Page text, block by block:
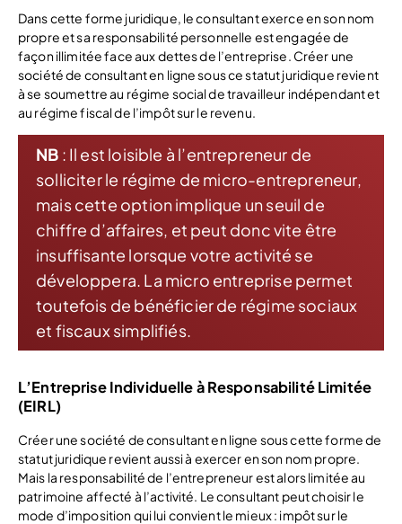
Dans cette forme juridique, le consultant exerce en son nom
propre et sa responsabilité personnelle est engagée de
façon illimitée face aux dettes de l’entreprise. Créer une
société de consultant en ligne sous ce statut juridique revient
à se soumettre au régime social de travailleur indépendant et
au régime fiscal de l’impôt sur le revenu.
NB : Il est loisible à l’entrepreneur de
solliciter le régime de micro-entrepreneur,
mais cette option implique un seuil de
chiffre d’affaires, et peut donc vite être
insuffisante lorsque votre activité se
développera. La micro entreprise permet
toutefois de bénéficier de régime sociaux
et fiscaux simplifiés.
L’Entreprise Individuelle à Responsabilité Limitée
(EIRL)
Créer une société de consultant en ligne sous cette forme de
statut juridique revient aussi à exercer en son nom propre.
Mais la responsabilité de l’entrepreneur est alors limitée au
patrimoine affecté à l’activité. Le consultant peut choisir le
mode d’imposition qui lui convient le mieux : impôt sur le